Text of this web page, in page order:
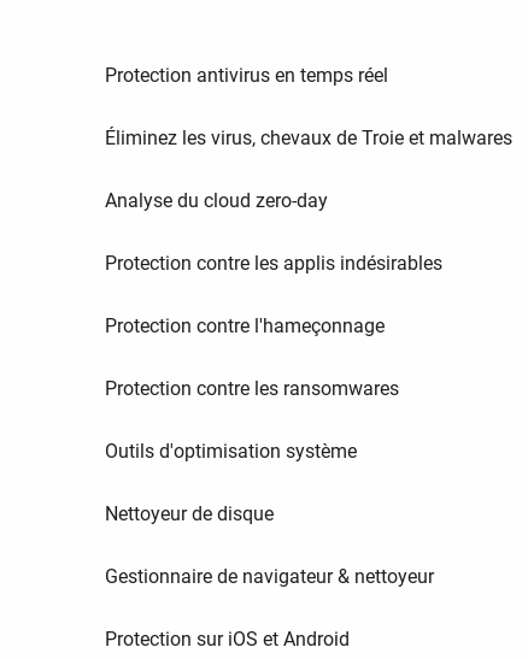
Protection antivirus en temps réel
Éliminez les virus, chevaux de Troie et malwares
Analyse du cloud zero-day
Protection contre les applis indésirables
Protection contre l'hameçonnage
Protection contre les ransomwares
Outils d'optimisation système
Nettoyeur de disque
Gestionnaire de navigateur & nettoyeur
Protection sur iOS et Android